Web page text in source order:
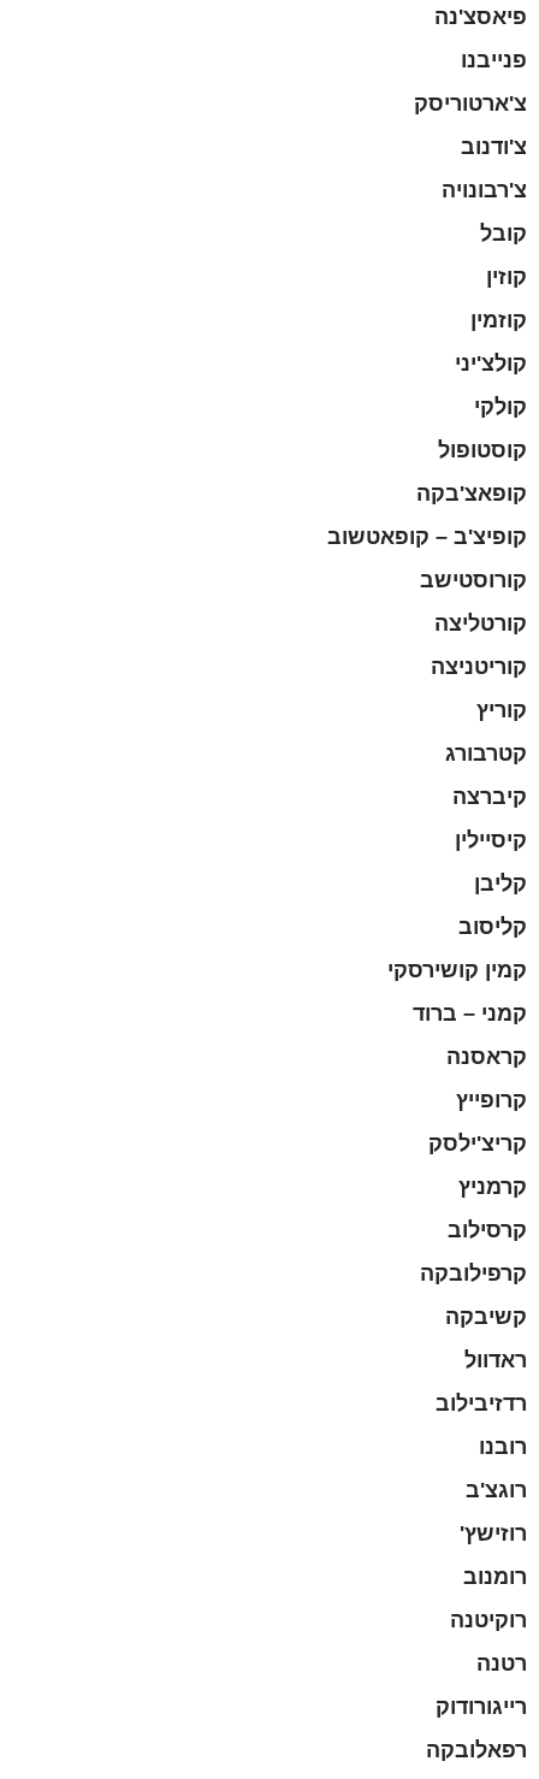
פיאסצ'נה
פנייבנו
צ'ארטוריסק
צ'ודנוב
צ'רבונויה
קובל
קוזין
קוזמין
קולצ'יני
קולקי
קוסטופול
קופאצ'בקה
קופיצ'ב – קופאטשוב
קורוסטישב
קורטליצה
קוריטניצה
קוריץ
קטרבורג
קיברצה
קיסיילין
קליבן
קליסוב
קמין קושירסקי
קמני – ברוד
קראסנה
קרופייץ
קריצ'ילסק
קרמניץ
קרסילוב
קרפילובקה
קשיבקה
ראדוול
רדזיבילוב
רובנו
רוגצ'ב
רוזישץ'
רומנוב
רוקיטנה
רטנה
רייגורודוק
רפאלובקה